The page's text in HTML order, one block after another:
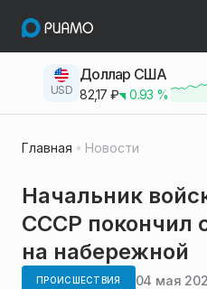
USD
Доллар США
82,17 ₽ 0.93 %
Главная Новости
Начальник
СССР покончил
на набережной
ПРОИСШЕСТВИЯ 04 мая